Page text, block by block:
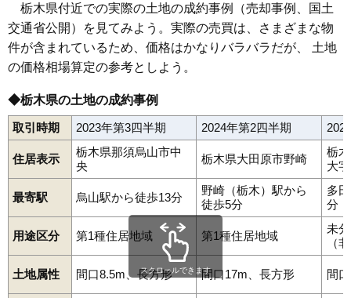
栃木県付近での実際の土地の成約事例（売却事例、国土
交通省公開）を見てみよう。実際の売買は、さまざまな物
件が含まれているため、価格はかなりバラバラだが、 土地
の価格相場算定の参考としよう。
◆栃木県の土地の成約事例
取引時期 2023年第3四半期 2024年第2四半期
住居表示
栃木県那須烏山市中
央
栃木県大田原市野崎
栃
大
最寄駅 烏山駅から徒歩13分
野崎（栃木）駅から
徒歩5分
多
分
用途区分 第1種住居地域 第1種住居地域
未
（
土地属性 間口8.5m、長方形 間口17m、長方形 間
スクロールできます